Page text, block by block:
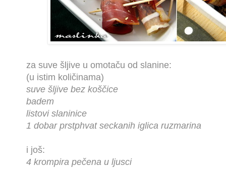
za suve šljive u omotaču od slanine:
(u istim količinama)
suve šljive bez koščice
badem
listovi slaninice
1 dobar prstphvat seckanih iglica ruzmarina
i još:
4 krompira pečena u ljusci